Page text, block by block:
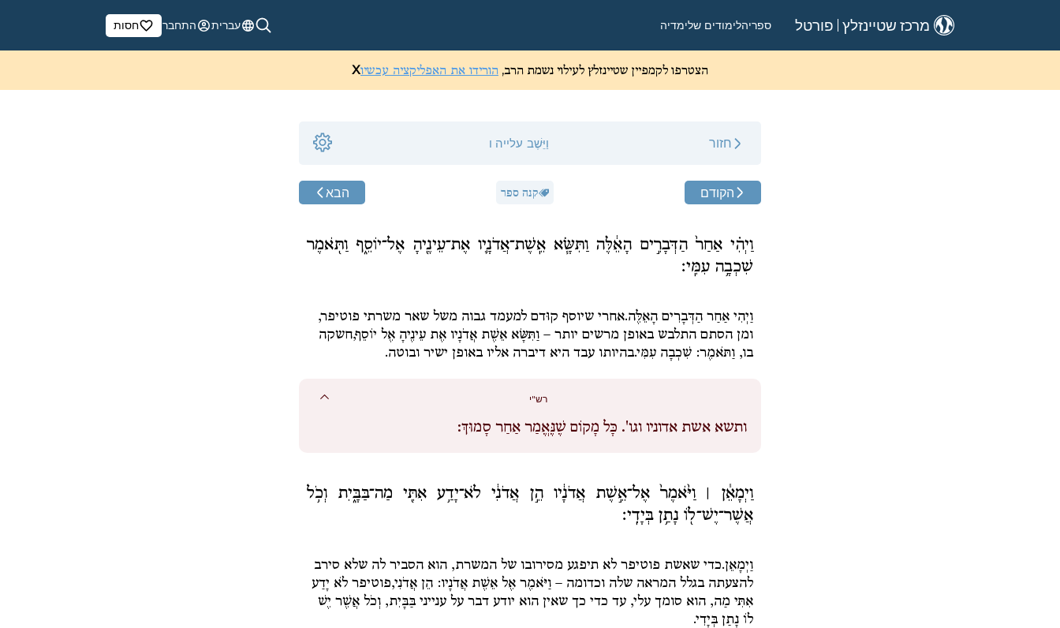
מרכז שטיינזלץ פורטל ספריהלימודים שלימדיה עברית התחבר חסות
הצטרפו לקמפיין שטיינזלץ לעילוי נשמת הרב, הורידו את האפליקציה עכשיוX
חזור וַיֵּשֶׁב עלייה ו
הקודם קנה ספר הבא
וַיְהִ֗י אַחַר֙ הַדְּבָרִ֣ים הָאֵ֔לֶּה וַתִּשָּׂ֧א אֵֽשֶׁת־אֲדֹנָ֛יו אֶת־עֵינֶ֖יהָ אֶל־יוֹסֵ֑ף וַתֹּ֖אמֶר
שִׁכְבָ֥ה עִמִּֽי׃
וַיְהִי אַחַר הַדְּבָרִים הָאֵלֶּה.אחרי שיוסף קוּדם למעמד גבוה משל שאר משרתי פוטיפר,
ומן הסתם התלבש באופן מרשים יותר – וַתִּשָּׂא אֵשֶׁת אֲדֹנָיו אֶת עֵינֶיהָ אֶל יוֹסֵף,חשקה
בו, וַתֹּאמֶר: שִׁכְבָה עִמִּי.בהיותו עבד היא דיברה אליו באופן ישיר ובוטה.
רש"י
ותשא אשת אדוניו וגו'. כָּל מָקוֹם שֶׁנֶּאֱמַר אַחַר סָמוּךְ:
וַיְמָאֵ֓ן ׀ וַיֹּ֙אמֶר֙ אֶל־אֵ֣שֶׁת אֲדֹנָ֔יו הֵ֣ן אֲדֹנִ֔י לֹא־יָדַ֥ע אִתִּ֖י מַה־בַּבָּ֑יִת וְכֹ֥ל
אֲשֶׁר־יֶשׁ־ל֖וֹ נָתַ֥ן בְּיָדִֽי׃
וַיְמָאֵן.כדי שאשת פוטיפר לא תיפגע מסירובו של המשרת, הוא הסביר לה שלא סירב
להצעתה בגלל המראה שלה וכדומה – וַיֹּאמֶר אֶל אֵשֶׁת אֲדֹנָיו: הֵן אֲדֹנִי,פוטיפר לֹא יָדַע
אִתִּי מַה, הוא סומך עלי, עד כדי כך שאין הוא יודע דבר על ענייניבַּבָּיִת, וְכֹל אֲשֶׁר יֶשׁ
לוֹ נָתַן בְּיָדִי.